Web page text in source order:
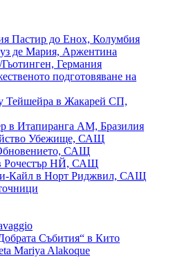
Пастир до Енох, Колумбия
де Мария, Аржентина
Германия
подготовяване на
Тейшейра в Жакарей СП,
в Итапиранга АМ, Бразилия
Убежище, САЩ
САЩ
Рочестър НЙ, САЩ
Кайл в Норт Риджвил, САЩ
Събития“ в Кито
Mariya Alakoque